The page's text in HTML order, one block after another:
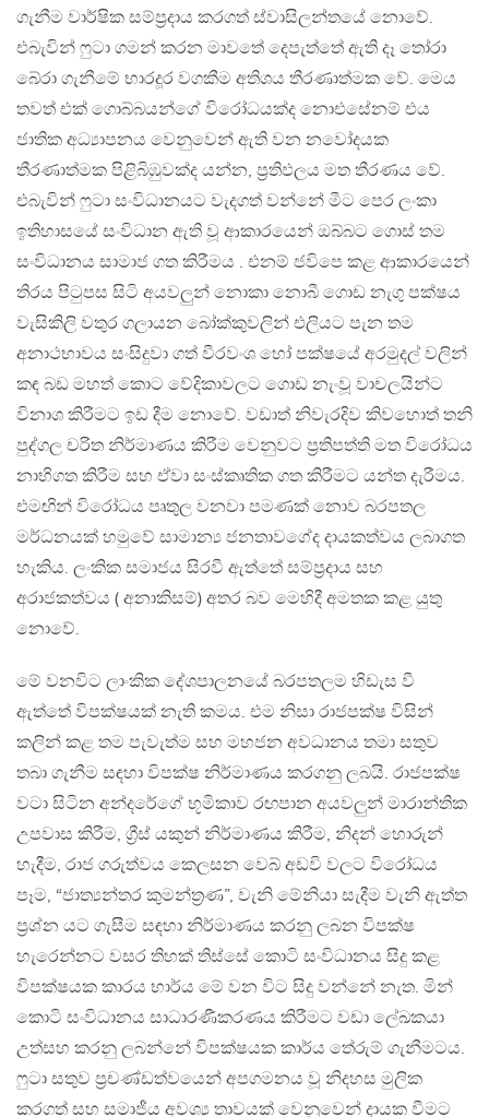
ගැනීම වාර්ෂික සම්ප්‍රදාය කරගත් ස්වාසිලන්තයේ නොවේ.
එබැවින් ෆුටා ගමන් කරන මාවතේ දෙපැත්තේ ඇති දෑ තෝරා
බේරා ගැනීමේ භාරදූර වගකීම අතිශය තීරණාත්මක වේ. මෙය
තවත් එක් ගොබ්බයන්ගේ විරෝධයක්ද නොඑසේනම් එය
ජාතික අධ්‍යාපනය වෙනුවෙන් ඇති වන නවෝදයක
තීරණාත්මක පිළිබිඹුවක්ද යන්න, ප්‍රතිඵලය මත තීරණය වේ.
එබැවින් ෆුටා සංවිධානයට වැදගත් වන්නේ මීට පෙර ලංකා
ඉතිහාසයේ සංවිධාන ඇති වූ ආකාරයෙන් ඔබ්බට ගොස් තම
සංවිධානය සාමාජ ගත කිරීමය . එනම් ජවිපෙ කළ ආකාරයෙන්
තිරය පිටුපස සිටි අයවලුන් නොකා නොබී ගොඩ නැගු පක්ෂය
වැසිකිලි වතුර ගලායන බෝක්කුවලින් එලියට පැන තම
අනාථභාවය සංසිදුවා ගත් වීරවංශ හෝ පක්ෂයේ අරමුදල් වලින්
කඳ බඩ මහත් කොට වේදිකාවලට ගොඩ නැංවූ වාචලයින්ට
විනාශ කිරීමට ඉඩ දීම නොවේ. වඩාත් නිවැරදිව කිවහොත් තනි
පුද්ගල චරිත නිර්මාණය කිරීම වෙනුවට ප්‍රතිපත්ති මත විරෝධය
නාභිගත කිරීම සහ ඒවා සංස්කෘතික ගත කිරීමට යන්ත දැරීමය.
එමඟින් විරෝධය පෘතුල වනවා පමණක් නොව බරපතල
මර්ධනයක් හමුවේ සාමාන්‍ය ජනතාවගේද දායකත්වය ලබාගත
හැකිය. ලංකික සමාජය සිරවී ඇත්තේ සම්ප්‍රදාය සහ
අරාජකත්වය ( අනාකිසම්) අතර බව මෙහිදී අමතක කළ යුතු
නොවේ.
මේ වනවිට ලාංකික දේශපාලනයේ බරපතලම හිඩැස වී
ඇත්තේ විපක්ෂයක් නැති කමය. එම නිසා රාජපක්ෂ විසින්
කලින් කළ තම පැවැත්ම සහ මහජන අවධානය තමා සතුව
තබා ගැනීම සඳහා විපක්ෂ නිර්මාණය කරගනු ලබයි. රාජපක්ෂ
වටා සිටින අන්දරේගේ භූමිකාව රඟපාන අයවලුන් මාරාන්තික
උපවාස කිරීම, ග්‍රීස් යකුන් නිර්මාණය කිරීම, නිදන් හොරුන්
හැදීම, රාජ ගරුත්වය කෙලසන වෙබ් අඩවි වලට විරෝධය
පෑම, “ජාත්‍යන්තර කුමන්ත්‍රණ”, වැනි මේනියා සැදීම වැනි ඇත්ත
ප්‍රශ්න යට ගැසීම සඳහා නිර්මාණය කරනු ලබන විපක්ෂ
හැරෙන්නට වසර තිහක් තිස්සේ කොටි සංවිධානය සිදු කළ
විපක්ෂයක කාරය භාර්ය මේ වන විට සිදු වන්නේ නැත. මින්
කොටි සංවිධානය සාධාරණීකරණය කිරීමට වඩා ලේඛකයා
උත්සහ කරනු ලබන්නේ විපක්ෂයක කාර්ය තේරුම් ගැනීමටය.
ෆුටා සතුව ප්‍රචණ්ඩත්වයෙන් අපගමනය වූ නිදහස මුලික
කරගත් සහ සමාජීය අවශ්‍ය තාවයක් වෙනුවෙන් දායක වීමට